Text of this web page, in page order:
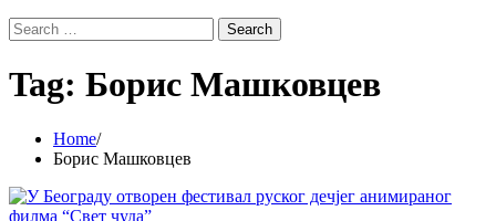
Search
for:
Tag: Борис Машковцев
Home
Борис Машковцев